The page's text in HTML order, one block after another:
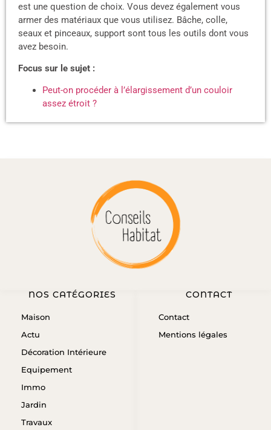
est une question de choix. Vous devez également vous
armer des matériaux que vous utilisez. Bâche, colle,
seaux et pinceaux, support sont tous les outils dont vous
avez besoin.
Focus sur le sujet :
Peut-on procéder à l’élargissement d’un couloir
assez étroit ?
NOS CATÉGORIES
Maison
Actu
Décoration Intérieure
Equipement
Immo
Jardin
Travaux
CONTACT
Contact
Mentions légales